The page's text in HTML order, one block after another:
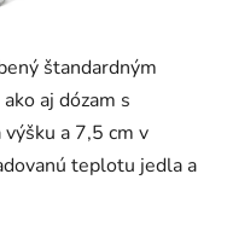
štandardným
aj dózam s
a 7,5 cm v
teplotu jedla a